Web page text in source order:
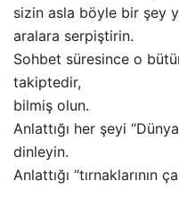
sizin asla böyle bir şey
aralara serpiştirin.
Sohbet süresince o
takiptedir,
bilmiş olun.
Anlattığı her şeyi
dinleyin.
Anlattığı “tırnaklarının